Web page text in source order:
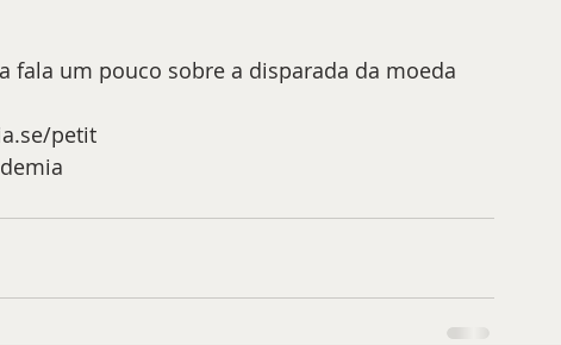
fala um pouco sobre a disparada da moeda
petit